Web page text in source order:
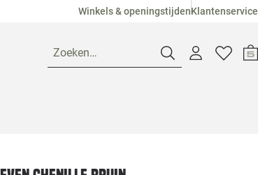
Winkels & openingstijdenKlantenservice
Zoeken…